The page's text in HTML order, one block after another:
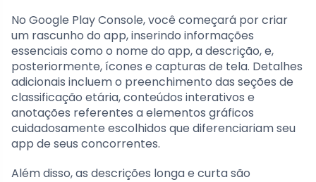
No Google Play Console, você começará por criar
um rascunho do app, inserindo informações
essenciais como o nome do app, a descrição, e,
posteriormente, ícones e capturas de tela. Detalhes
adicionais incluem o preenchimento das seções de
classificação etária, conteúdos interativos e
anotações referentes a elementos gráficos
cuidadosamente escolhidos que diferenciariam seu
app de seus concorrentes.
Além disso, as descrições longa e curta são